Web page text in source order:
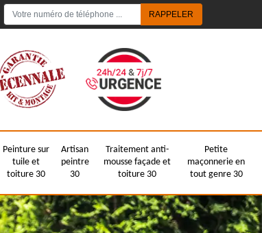
Peinture sur
tuile et
toiture 30
Artisan
peintre
30
Traitement anti-
mousse façade et
toiture 30
Petite
maçonnerie en
tout genre 30